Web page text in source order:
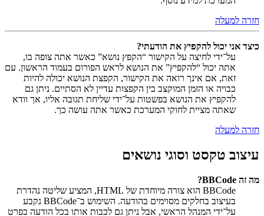
חזרה למעלה
כיצד אני יכול להקפיץ את הודעתי?
על־ידי לחיצה על הקישור “הקפץ נושא” כאשר אתה צופה בו,
אתה יכול “להקפיץ” את הנושא לראש הפורום בעמוד הראשון. עם
זאת, אם אינך רואה את הקישור, הקפצת הנושא יכולה להיות
כבויה או הזמן המוקצב בין הקפצות עדיין לא הסתיים. ניתן גם
להקפיץ את הנושא בפשטות על־ידי שליחת תגובה אליו, אך וודא
שאתה מציית לחוקי המערכת כאשר אתה עושה כך.
חזרה למעלה
עיצוב טקסט וסוגי נושאים
מה זה BBCode?
BBCode הוא צורה מיוחדת של HTML, המציע שליטה נהדרת
בעיצוב בחלקים מסוימים בהודעה. השימוש ב־BBCode נקבע
על־ידי המנהל הראשי, אבל ניתן גם לכבות אותו בכל הודעה בפרט